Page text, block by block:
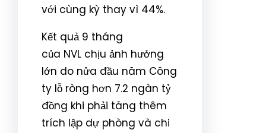
với cùng kỳ thay vì 44%.
Kết quả 9 tháng
của NVL chịu ảnh hưởng
lớn do nửa đầu năm Công
ty lỗ ròng hơn 7.2 ngàn tỷ
đồng khi phải tăng thêm
trích lập dự phòng và chi